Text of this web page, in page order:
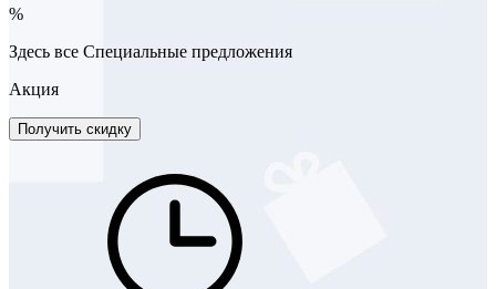
%
Здесь все Специальные предложения
Акция
Получить скидку